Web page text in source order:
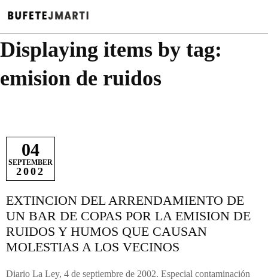
Displaying items by tag:
emision de ruidos
04
SEPTEMBER
2002
EXTINCION DEL ARRENDAMIENTO DE
UN BAR DE COPAS POR LA EMISION DE
RUIDOS Y HUMOS QUE CAUSAN
MOLESTIAS A LOS VECINOS
Diario La Ley, 4 de septiembre de 2002. Especial contaminación